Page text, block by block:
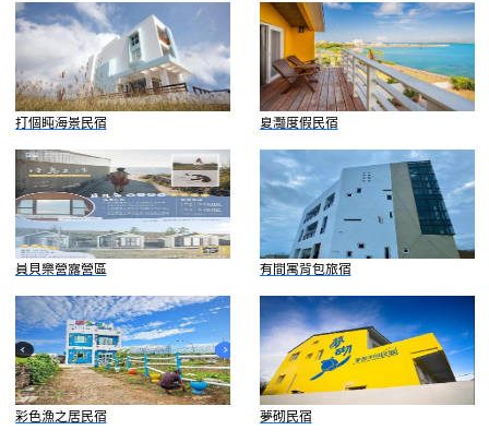
打個盹海景民宿 夏灩度假民宿
員貝樂營露營區 有間寓背包旅宿
彩色漁之居民宿 夢砌民宿